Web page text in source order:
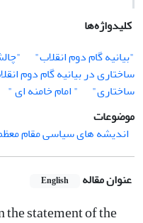
کلیدواژه‌ها
"بیانیه گام دوم انقلاب"
ساختاری در بیانیه گام دوم
ساختاری"
" امام خامنه ای "
موضوعات
اندیشه های سیاسی مقام
عنوان مقاله English
statement of the